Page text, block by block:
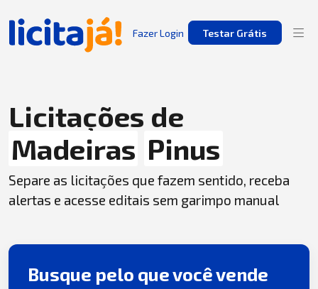
Fazer Login Testar Grátis
Licitações de
Madeiras Pinus
Separe as licitações que fazem sentido, receba
alertas e acesse editais sem garimpo manual
Busque pelo que você vende